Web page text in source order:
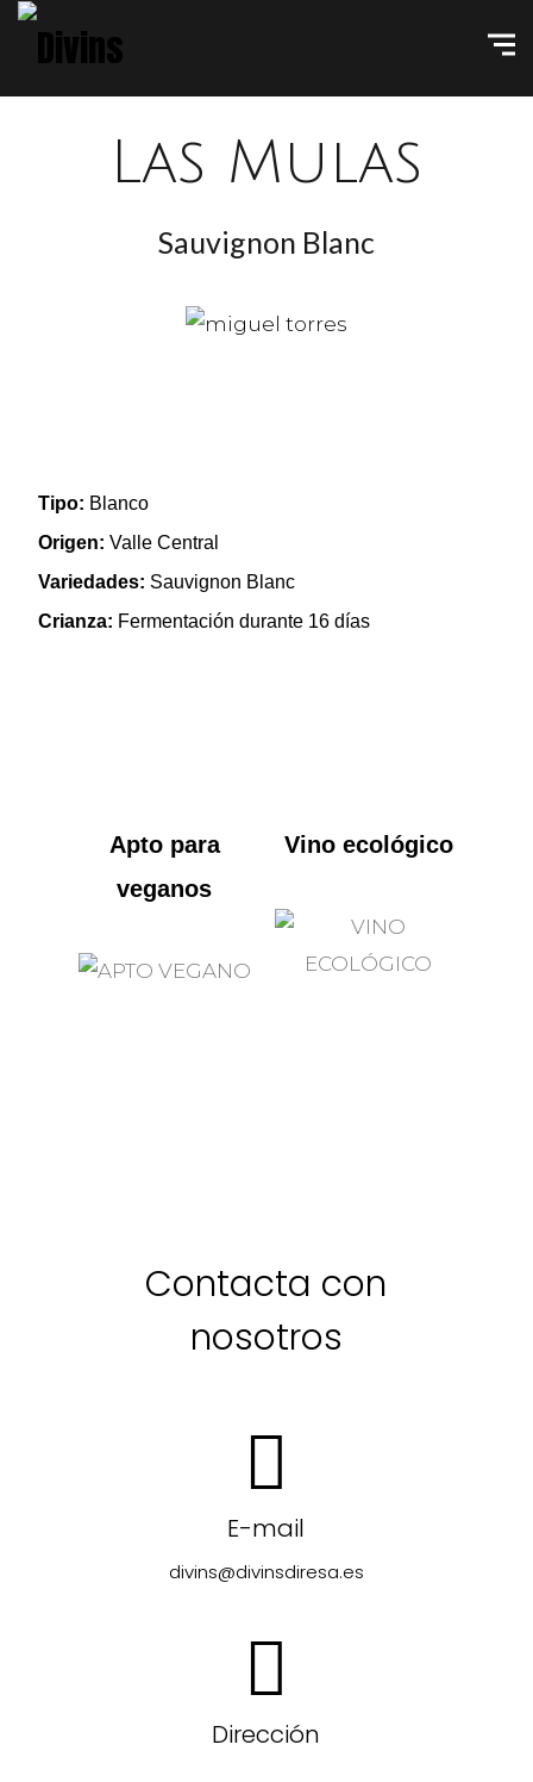
Las Mulas
Sauvignon Blanc
Tipo: Blanco
Origen:Valle Central
Variedades: Sauvignon Blanc
Crianza: Fermentación durante 16 días
Apto para
veganos
Vino ecológico
Contacta con
nosotros
E-mail
divins@divinsdiresa.es
Dirección